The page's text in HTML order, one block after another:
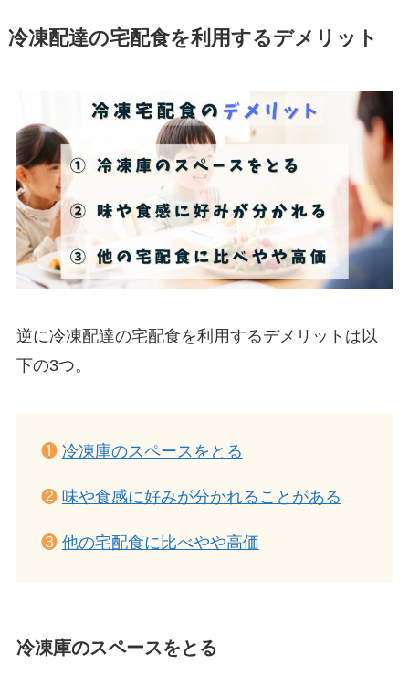
冷凍配達の宅配食を利用するデメリット
逆に冷凍配達の宅配食を利用するデメリットは以
下の3つ。
❶ 冷凍庫のスペースをとる
❷ 味や食感に好みが分かれることがある
❸ 他の宅配食に比べやや高価
冷凍庫のスペースをとる